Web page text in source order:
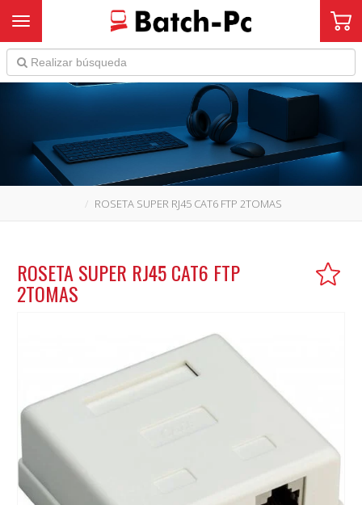
Toggle navigation
ROSETA SUPER RJ45 CAT6 FTP 2TOMAS
ROSETA SUPER RJ45 CAT6 FTP
2TOMAS